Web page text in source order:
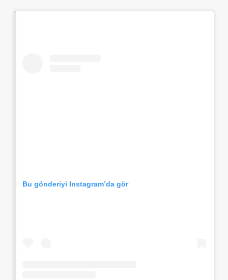
Bu gönderiyi Instagram’da gör